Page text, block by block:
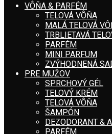
VÔŇA & PARFÉM
TELOVÁ VÔŇA
MALÁ TELOVÁ
TRBLIETAVÁ
PARFÉM
MINI PARFUM
ZVÝHODNENÁ
PRE MUŽOV
SPRCHOVÝ GÉL
TELOVÝ KRÉM
TELOVÁ VÔŇA
ŠAMPÓN
DEZODORANT &
PARFÉM